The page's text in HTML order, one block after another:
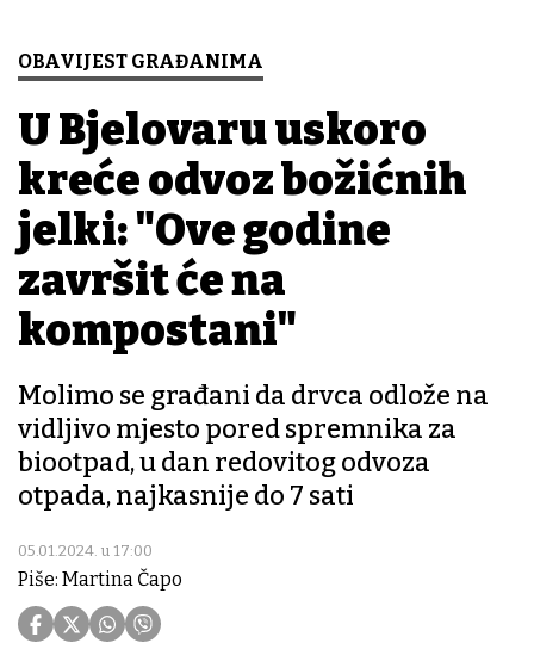
OBAVIJEST GRAĐANIMA
U Bjelovaru uskoro
kreće odvoz božićnih
jelki: "Ove godine
završit će na
kompostani"
Molimo se građani da drvca odlože na
vidljivo mjesto pored spremnika za
biootpad, u dan redovitog odvoza
otpada, najkasnije do 7 sati
05.01.2024. u 17:00
Piše: Martina Čapo